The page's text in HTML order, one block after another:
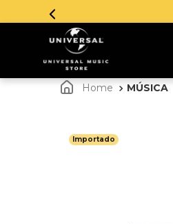
MÚSICA
Importado